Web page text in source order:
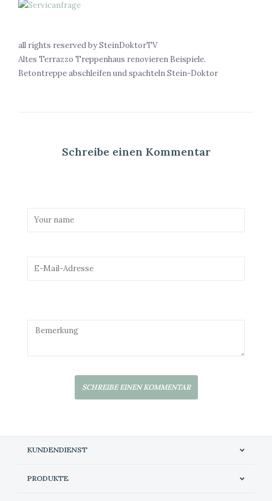
all rights reserved by SteinDoktorTV
Altes Terrazzo Treppenhaus renovieren Beispiele.
Betontreppe abschleifen und spachteln Stein-Doktor
Schreibe einen Kommentar
SCHREIBE EINEN KOMMENTAR
KUNDENDIENST
PRODUKTE